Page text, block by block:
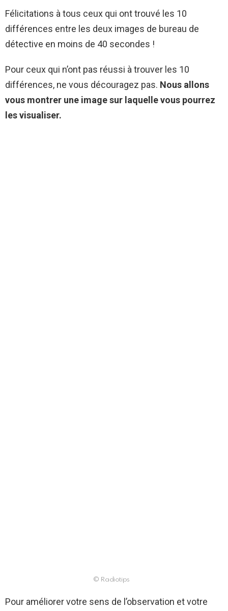
Félicitations à tous ceux qui ont trouvé les 10
différences entre les deux images de bureau de
détective en moins de 40 secondes !
Pour ceux qui n’ont pas réussi à trouver les 10
différences, ne vous découragez pas. Nous allons
vous montrer une image sur laquelle vous pourrez
les visualiser.
© Radiotips
Pour améliorer votre sens de l’observation et votre